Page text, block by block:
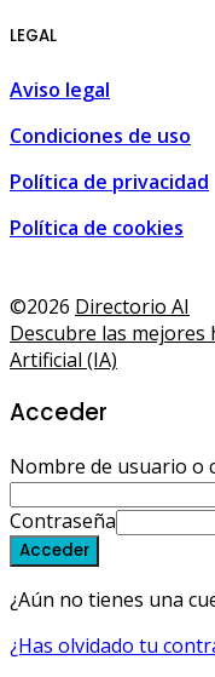
LEGAL
Aviso legal
Condiciones de uso
Política de privacidad
Política de cookies
©2026 Directorio AI
Descubre las mejores
Artificial (IA)
Acceder
Nombre de usuario o
Contraseña
Acceder
¿Aún no tienes una
¿Has olvidado tu